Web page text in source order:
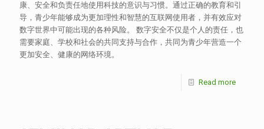
康、安全和负责任地使用科技的意识与习惯。通过正确的教育和引
导，青少年能够成为更加理性和智慧的互联网使用者，并有效应对
数字世界中可能出现的各种风险。 数字安全不仅是个人的责任，也
需要家庭、学校和社会的共同支持与合作，共同为青少年营造一个
更加安全、健康的网络环境。
Read more